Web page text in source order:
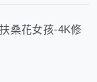
桑花女孩-4K修